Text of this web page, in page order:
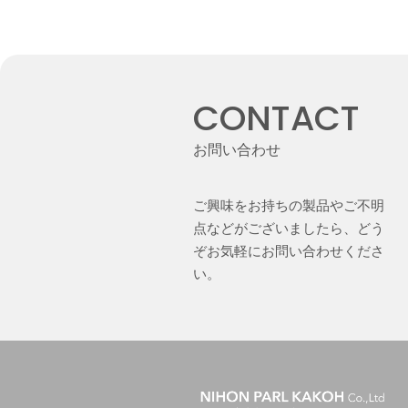
CONTACT
お問い合わせ
ご興味をお持ちの製品やご不明
点などがございましたら、どう
ぞお気軽にお問い合わせくださ
い。